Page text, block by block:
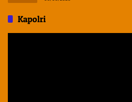
Kapolri